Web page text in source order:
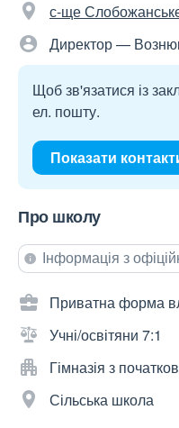
с-ще
Директор —
Щоб зв'язатися із
ел. пошту.
Показати
Про школу
Інформація з
Приватна форма
Учні/освітяни 7:1
Гімназія з
Сільська школа